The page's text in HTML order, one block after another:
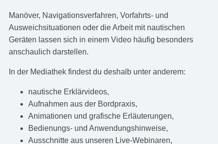
Manöver, Navigationsverfahren, Vorfahrts- und
Ausweichsituationen oder die Arbeit mit nautischen
Geräten lassen sich in einem Video häufig besonders
anschaulich darstellen.
In der Mediathek findest du deshalb unter anderem:
nautische Erklärvideos,
Aufnahmen aus der Bordpraxis,
Animationen und grafische Erläuterungen,
Bedienungs- und Anwendungshinweise,
Ausschnitte aus unseren Live-Webinaren,